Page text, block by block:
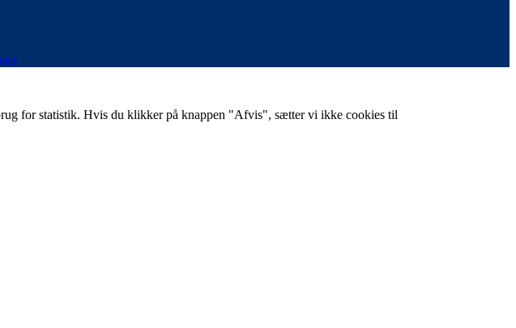
for statistik. Hvis du klikker på knappen "Afvis", sætter vi ikke cookies til